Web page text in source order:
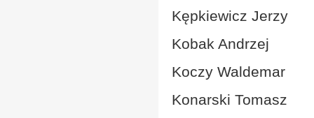
Kępkiewicz Jerzy
Kobak Andrzej
Koczy Waldemar
Konarski Tomasz